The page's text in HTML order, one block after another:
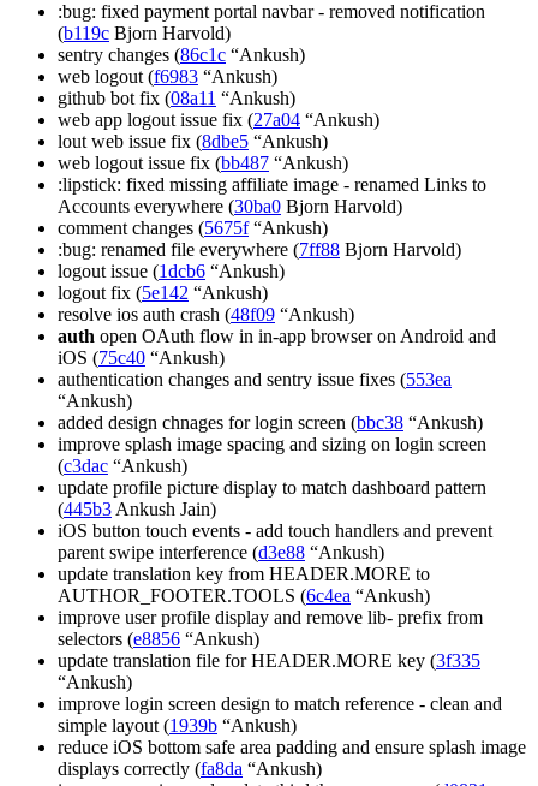
:bug: fixed payment portal navbar - removed notification
(b119c Bjorn Harvold)
sentry changes (86c1c “Ankush)
web logout (f6983 “Ankush)
github bot fix (08a11 “Ankush)
web app logout issue fix (27a04 “Ankush)
lout web issue fix (8dbe5 “Ankush)
web logout issue fix (bb487 “Ankush)
:lipstick: fixed missing affiliate image - renamed Links to
Accounts everywhere (30ba0 Bjorn Harvold)
comment changes (5675f“Ankush)
:bug: renamed file everywhere (7ff88 Bjorn Harvold)
logout issue (1dcb6 “Ankush)
logout fix (5e142 “Ankush)
resolve ios auth crash (48f09 “Ankush)
auth open OAuth flow in in-app browser on Android and
iOS (75c40 “Ankush)
authentication changes and sentry issue fixes (553ea
“Ankush)
added design chnages for login screen (bbc38 “Ankush)
improve splash image spacing and sizing on login screen
(c3dac “Ankush)
update profile picture display to match dashboard pattern
(445b3 Ankush Jain)
iOS button touch events - add touch handlers and prevent
parent swipe interference (d3e88 “Ankush)
update translation key from HEADER.MORE to
AUTHOR_FOOTER.TOOLS (6c4ea “Ankush)
improve user profile display and remove lib- prefix from
selectors (e8856 “Ankush)
update translation file for HEADER.MORE key (3f335
“Ankush)
improve login screen design to match reference - clean and
simple layout (1939b “Ankush)
reduce iOS bottom safe area padding and ensure splash image
displays correctly (fa8da “Ankush)